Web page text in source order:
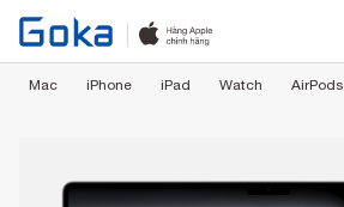
Mac iPhone iPad Watch AirPods